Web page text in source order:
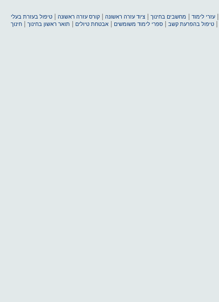
עזרי לימוד מחשבים בחינוך |ציוד עזרה ראשונה |קורס עזרה ראשונה |טיפול בעזרת בעלי
|טיפול בהפרעת קשב |ספרי לימוד משומשים |אבטחת טיולים תואר ראשון בחינוך |חינוך